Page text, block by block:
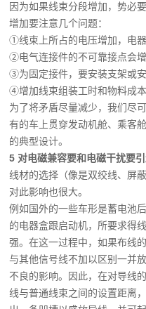
因为如果线束分段增加，势必
增加要注意几个问题：
①线束上所占的电压增加，电器
②电气连接件的不可靠接点会增
③为固定接件，要安装支架或安
④增加线束组装工时和物料成本
为了将矛盾尽量减少，我们尽
有的车上贯穿发动机舱、乘客
的典型设计。
5 对电磁兼容要和电磁干扰要引
线材的选择（像是双绞线、屏
对此影响也很大。
例如国外的一些车形是蓄电池
的电器盒跟启动机，所要求得
强。在这一过程中，如果布线
与其他信号线不加以区别一并
不良的影响。 因此，在对导线
线与普通线束之间的设置距离